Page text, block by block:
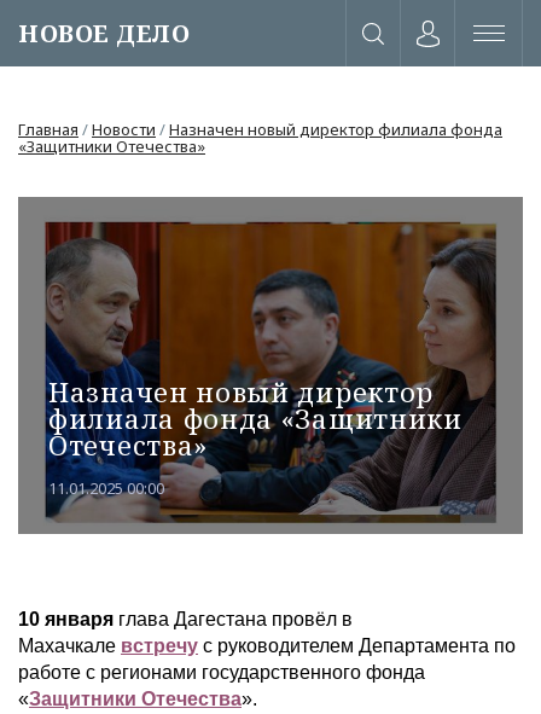
НОВОЕ ДЕЛО
или через соц. сети
Главная /Новости /Назначен новый директор филиала фонда
«Защитники Отечества»
Назначен новый директор
филиала фонда «Защитники
Отечества»
11.01.2025 00:00
10 января глава Дагестана провёл в
Махачкале встречу с руководителем Департамента по
работе с регионами государственного фонда
«Защитники Отечества».